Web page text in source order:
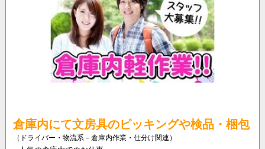
倉庫内にて文房具のピッキングや検品・梱包
（ドライバー・物流系－倉庫内作業・仕分け関連）